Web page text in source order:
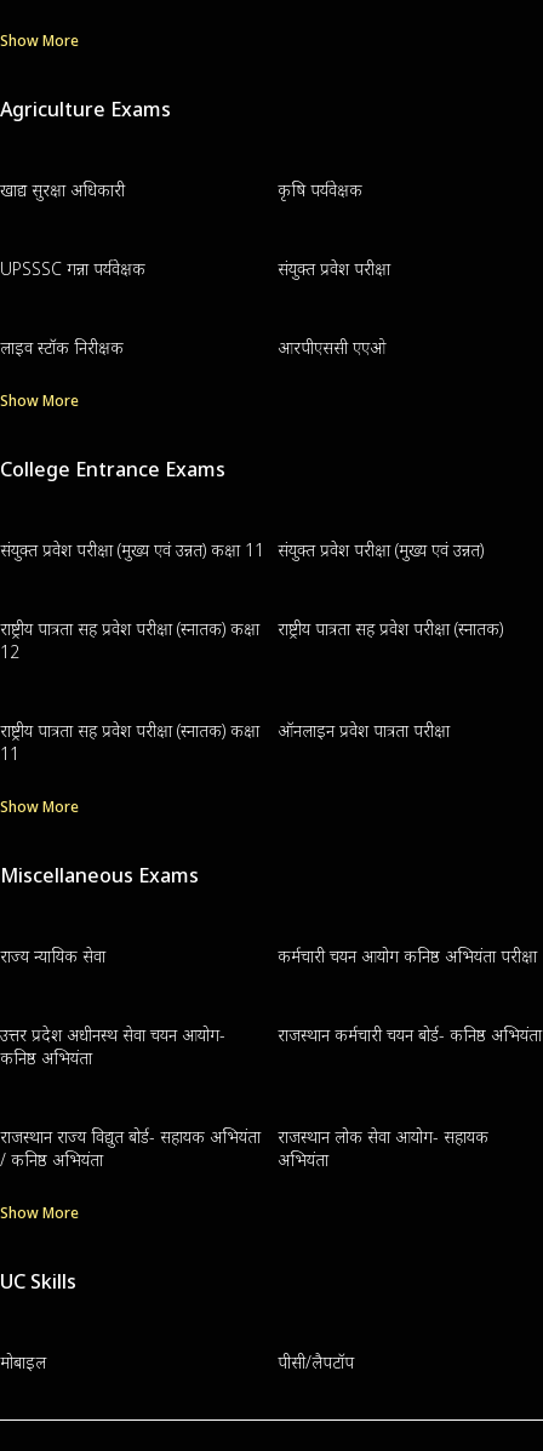
Show More
Agriculture Exams
खाद्य सुरक्षा अधिकारी कृषि पर्यवेक्षक
UPSSSC गन्ना पर्यवेक्षक संयुक्त प्रवेश परीक्षा
लाइव स्टॉक निरीक्षक आरपीएससी एएओ
Show More
College Entrance Exams
संयुक्त प्रवेश परीक्षा (मुख्य एवं उन्नत) कक्षा 11 संयुक्त प्रवेश परीक्षा (मुख्य एवं उन्नत)
राष्ट्रीय पात्रता सह प्रवेश परीक्षा (स्नातक) कक्षा
12
राष्ट्रीय पात्रता सह प्रवेश परीक्षा (स्नातक)
राष्ट्रीय पात्रता सह प्रवेश परीक्षा (स्नातक) कक्षा
11
ऑनलाइन प्रवेश पात्रता परीक्षा
Show More
Miscellaneous Exams
राज्य न्यायिक सेवा कर्मचारी चयन आयोग कनिष्ठ अभियंता परीक्षा
उत्तर प्रदेश अधीनस्थ सेवा चयन आयोग-
कनिष्ठ अभियंता
राजस्थान कर्मचारी चयन बोर्ड- कनिष्ठ अभियंता
राजस्थान राज्य विद्युत बोर्ड- सहायक अभियंता
/ कनिष्ठ अभियंता
राजस्थान लोक सेवा आयोग- सहायक
अभियंता
Show More
UC Skills
मोबाइल पीसी/लैपटॉप